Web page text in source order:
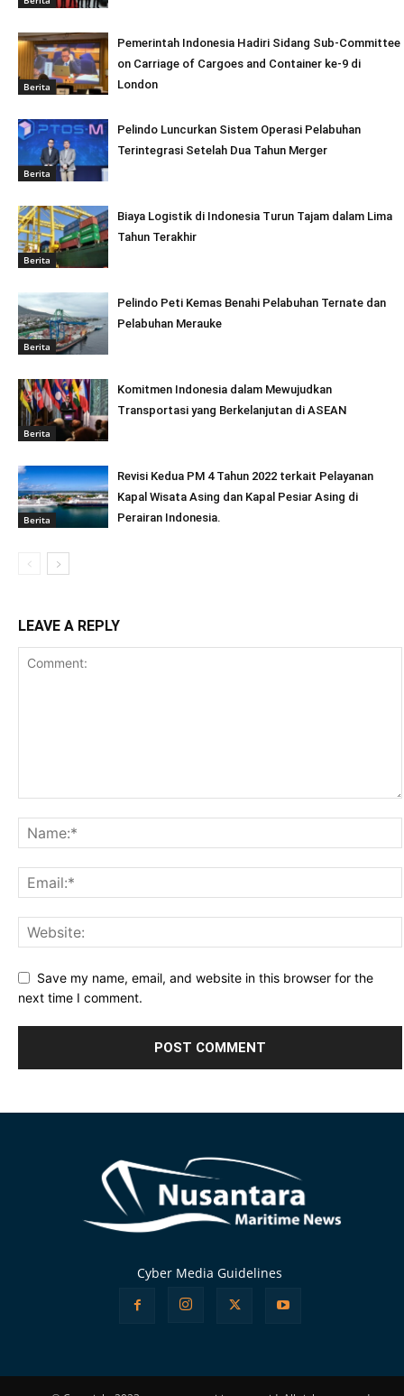
Berita
Pemerintah Indonesia Hadiri Sidang Sub-Committee
on Carriage of Cargoes and Container ke-9 di
London
Berita
Pelindo Luncurkan Sistem Operasi Pelabuhan
Terintegrasi Setelah Dua Tahun Merger
Berita
Biaya Logistik di Indonesia Turun Tajam dalam Lima
Tahun Terakhir
Berita
Pelindo Peti Kemas Benahi Pelabuhan Ternate dan
Pelabuhan Merauke
Berita
Komitmen Indonesia dalam Mewujudkan
Transportasi yang Berkelanjutan di ASEAN
Berita
Revisi Kedua PM 4 Tahun 2022 terkait Pelayanan
Kapal Wisata Asing dan Kapal Pesiar Asing di
Perairan Indonesia.
LEAVE A REPLY
Save my name, email, and website in this browser for the
next time I comment.
Cyber Media Guidelines